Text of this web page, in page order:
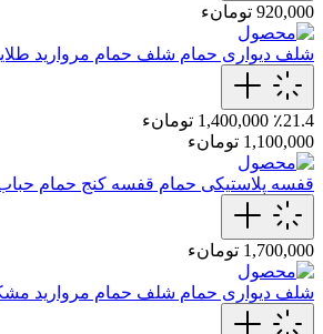
920,000 تومانء
شلف دیواری حمام شلف حمام مروارید
٪21.4 1,400,000 تومانء
1,100,000 تومانء
قفسه پلاستیکی حمام قفسه کنج حمام
1,700,000 تومانء
شلف دیواری حمام شلف حمام مروارید